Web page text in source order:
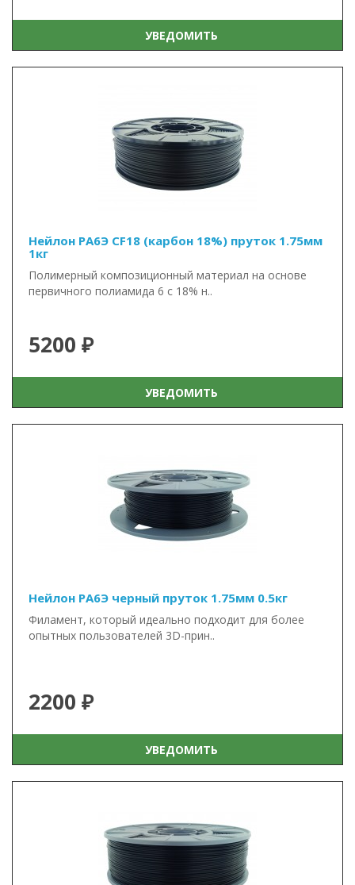
УВЕДОМИТЬ
Нейлон PA6Э CF18 (карбон 18%) пруток 1.75мм
1кг
Полимерный композиционный материал на основе
первичного полиамида 6 с 18% н..
5200 ₽
УВЕДОМИТЬ
Нейлон PA6Э черный пруток 1.75мм 0.5кг
Филамент, который идеально подходит для более
опытных пользователей 3D-прин..
2200 ₽
УВЕДОМИТЬ